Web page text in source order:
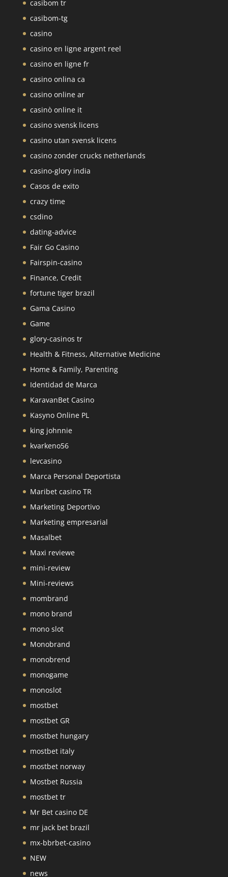
casibom tr
casibom-tg
casino
casino en ligne argent reel
casino en ligne fr
casino onlina ca
casino online ar
casinò online it
casino svensk licens
casino utan svensk licens
casino zonder crucks netherlands
casino-glory india
Casos de exito
crazy time
csdino
dating-advice
Fair Go Casino
Fairspin-casino
Finance, Credit
fortune tiger brazil
Gama Casino
Game
glory-casinos tr
Health & Fitness, Alternative Medicine
Home & Family, Parenting
Identidad de Marca
KaravanBet Casino
Kasyno Online PL
king johnnie
kvarkeno56
levcasino
Marca Personal Deportista
Maribet casino TR
Marketing Deportivo
Marketing empresarial
Masalbet
Maxi reviewe
mini-review
Mini-reviews
mombrand
mono brand
mono slot
Monobrand
monobrend
monogame
monoslot
mostbet
mostbet GR
mostbet hungary
mostbet italy
mostbet norway
Mostbet Russia
mostbet tr
Mr Bet casino DE
mr jack bet brazil
mx-bbrbet-casino
NEW
news